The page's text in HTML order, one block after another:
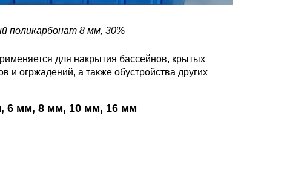
поликарбонат 8 мм, 30%
для накрытия бассейнов, крытых
и огржадений, а также обустройства других
6 мм, 8 мм, 10 мм, 16 мм